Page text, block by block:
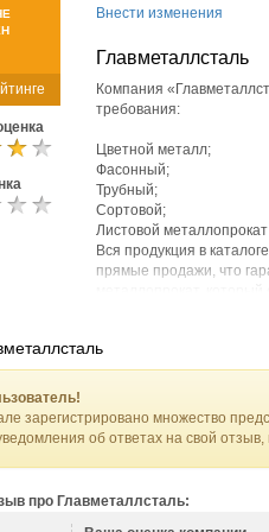
Внести изменения
Главметаллсталь
Компания
требования:
Цветной металл;
Фасонный;
Трубный;
Сортовой;
Листовой
Вся продукция в
прямые продажи, что
рассчитывать не только
внимательный сервис
выбора и до момента
службы логистики
зарегистрировано множество
об ответах на свой
про Главметаллсталь: